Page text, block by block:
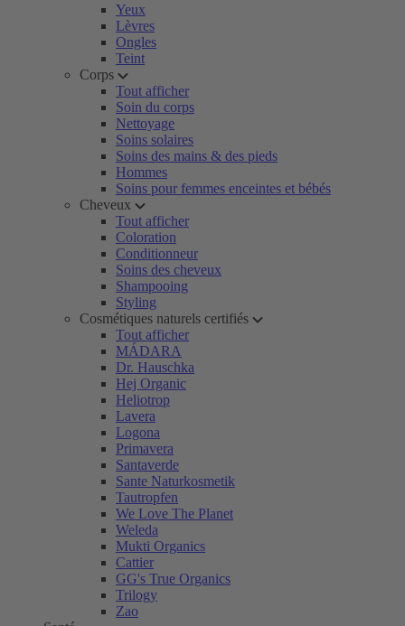
Yeux
Lèvres
Ongles
Teint
Corps
Tout afficher
Soin du corps
Nettoyage
Soins solaires
Soins des mains & des pieds
Hommes
Soins pour femmes enceintes et bébés
Cheveux
Tout afficher
Coloration
Conditionneur
Soins des cheveux
Shampooing
Styling
Cosmétiques naturels certifiés
Tout afficher
MÁDARA
Dr. Hauschka
Hej Organic
Heliotrop
Lavera
Logona
Primavera
Santaverde
Sante Naturkosmetik
Tautropfen
We Love The Planet
Weleda
Mukti Organics
Cattier
GG's True Organics
Trilogy
Zao